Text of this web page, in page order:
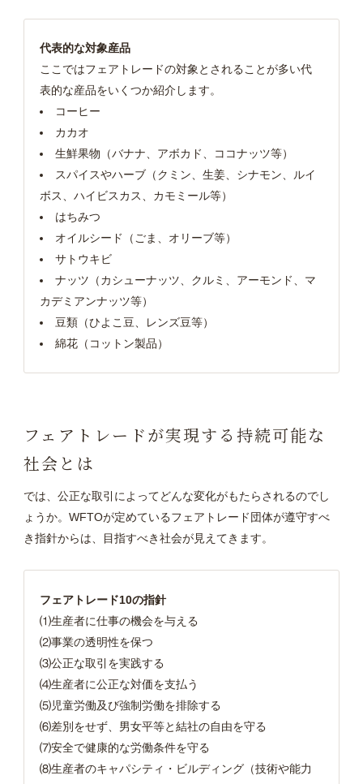
代表的な対象産品
ここではフェアトレードの対象とされることが多い代
表的な産品をいくつか紹介します。
コーヒー
カカオ
生鮮果物（バナナ、アボカド、ココナッツ等）
スパイスやハーブ（クミン、生姜、シナモン、ルイ
ボス、ハイビスカス、カモミール等）
はちみつ
オイルシード（ごま、オリーブ等）
サトウキビ
ナッツ（カシューナッツ、クルミ、アーモンド、マ
カデミアンナッツ等）
豆類（ひよこ豆、レンズ豆等）
綿花（コットン製品）
フェアトレードが実現する持続可能な
社会とは
では、公正な取引によってどんな変化がもたらされるのでし
ょうか。WFTOが定めているフェアトレード団体が遵守すべ
き指針からは、目指すべき社会が見えてきます。
フェアトレード10の指針
⑴生産者に仕事の機会を与える
⑵事業の透明性を保つ
⑶公正な取引を実践する
⑷生産者に公正な対価を支払う
⑸児童労働及び強制労働を排除する
⑹差別をせず、男女平等と結社の自由を守る
⑺安全で健康的な労働条件を守る
⑻生産者のキャパシティ・ビルディング（技術や能力